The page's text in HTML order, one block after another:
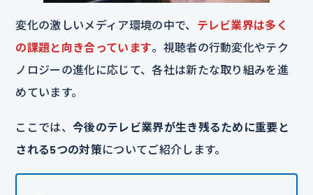
変化の激しいメディア環境の中で、 テレビ業界は多く
の課題と向き合っています。視聴者の行動変化やテク
ノロジーの進化に応じて、各社は新たな取り組みを進
めています。
ここでは、 今後のテレビ業界が生き残るために重要と
される5つの対策についてご紹介します。